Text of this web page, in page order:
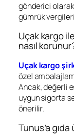
gönderici
gümrük
Uçak kargo
nasıl
Uçak kargo
özel
Ancak, değerli
uygun sigorta
önerilir.
Tunus’a